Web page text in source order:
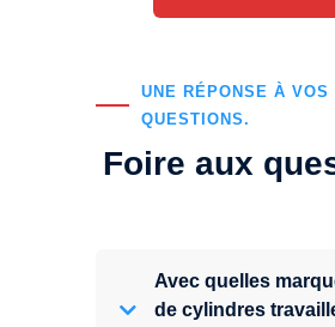
UNE RÉPONSE À VOS
QUESTIONS.
Foire aux
Avec quelles
de cylindres